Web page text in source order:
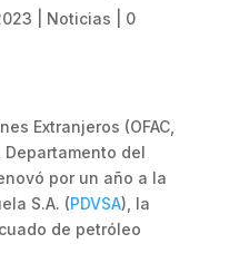
Noticias
0
Extranjeros (OFAC,
del
por un año a la
S.A. (PDVSA), la
de petróleo